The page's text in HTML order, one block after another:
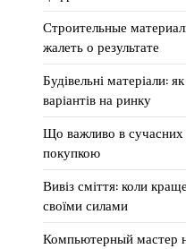
Строительные
жалеть о результате
Будівельні матеріали:
варіантів на ринку
Що важливо в
покупкою
Вивіз сміття: коли
своїми силами
Компьютерный мастер